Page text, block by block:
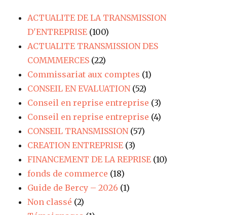
ACTUALITE DE LA TRANSMISSION
D'ENTREPRISE (100)
ACTUALITE TRANSMISSION DES
COMMMERCES (22)
Commissariat aux comptes (1)
CONSEIL EN EVALUATION(52)
Conseil en reprise entreprise (3)
Conseil en reprise entreprise (4)
CONSEIL TRANSMISSION(57)
CREATION ENTREPRISE (3)
FINANCEMENT DE LA REPRISE (10)
fonds de commerce (18)
Guide de Bercy – 2026 (1)
Non classé (2)